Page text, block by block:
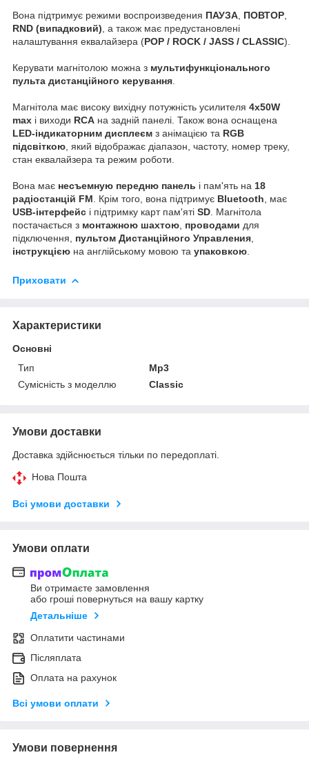
Вона підтримує режими воспроизведения ПАУЗА ПОВТОР
RND (випадковий) , а також має предустановлені
налаштування еквалайзера (POP / ROCK / JASS / CLASSIC).
Керувати магнітолою можна з мультифункціонального
пульта дистанційного керування
Магнітола має високу вихідну потужність усилителя 4х50W
max і виходи RCA на задній панелі. Також вона оснащена
LED-індикаторним дисплеєм з анімацією та RGB
підсвіткою , який відображає діапазон, частоту, номер треку,
стан еквалайзера та режим роботи.
Вона має несъемную передню панель і пам'ять на 18
радіостанцій FM . Крім того, вона підтримує Bluetooth , має
USB-інтерфейс і підтримку карт пам'яті SD . Магнітола
постачається з монтажною шахтою проводами для
підключення, пультом Дистанційного Управления
інструкцією на англійському мовою та упаковкою
Приховати
Характеристики
Основні
Тип
Mp3
Сумісність з моделлю
Classic
Умови доставки
Доставка здійснюється тільки по передоплаті.
Нова Пошта
Всі умови доставки
Умови оплати
Ви отримаєте замовлення
або гроші повернуться на вашу картку
Детальніше
Оплатити частинами
Післяплата
Оплата на рахунок
Всі умови оплати
Умови повернення